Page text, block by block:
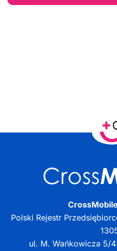
Polski Rejestr
ul. M. Wańkowicza 5/